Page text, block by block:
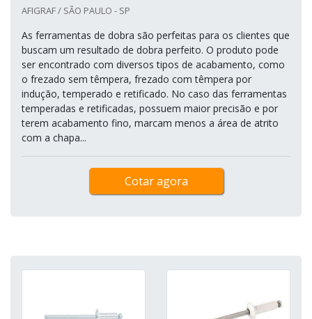
AFIGRAF / SÃO PAULO - SP
As ferramentas de dobra são perfeitas para os clientes que
buscam um resultado de dobra perfeito. O produto pode
ser encontrado com diversos tipos de acabamento, como
o frezado sem têmpera, frezado com têmpera por
indução, temperado e retificado. No caso das ferramentas
temperadas e retificadas, possuem maior precisão e por
terem acabamento fino, marcam menos a área de atrito
com a chapa...
Cotar agora